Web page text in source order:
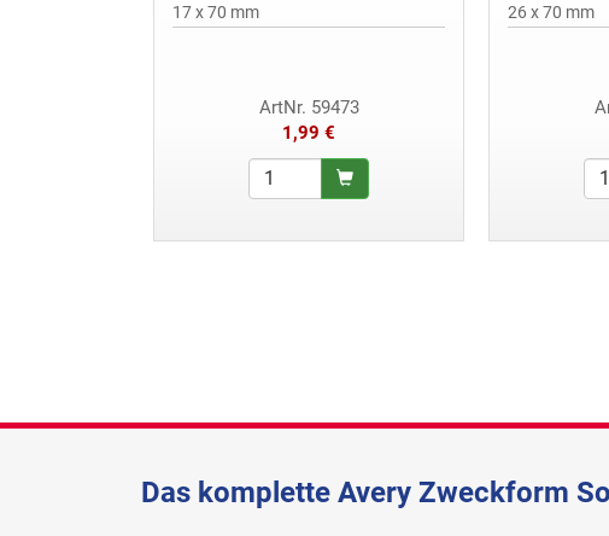
17 x 70 mm
ArtNr. 59473
1,99 €
26 x 70 mm
Das komplette Avery Zweckform